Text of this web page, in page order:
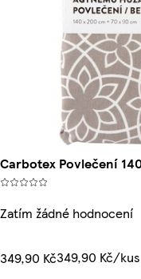
Carbotex Povlečení
Zatím žádné hodnocení
349,90 Kč349,90 Kč/kus